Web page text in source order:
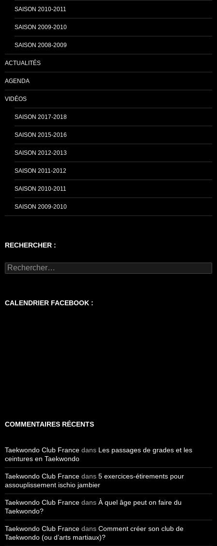
n
SAISON 2010-2011
SAISON 2009-2010
SAISON 2008-2009
ACTUALITÉS
AGENDA
VIDÉOS
SAISON 2017-2018
SAISON 2015-2016
SAISON 2012-2013
SAISON 2011-2012
SAISON 2010-2011
SAISON 2009-2010
RECHERCHER :
Rechercher :
CALENDRIER FACEBOOK :
COMMENTAIRES RÉCENTS
Taekwondo Club France dans Les passages de grades et les
ceintures en Taekwondo
Taekwondo Club France dans 5 exercices-étirements pour
assouplissement ischio jambier
Taekwondo Club France dans À quel âge peut on faire du
Taekwondo?
Taekwondo Club France dans Comment créer son club de
Taekwondo (ou d’arts martiaux)?